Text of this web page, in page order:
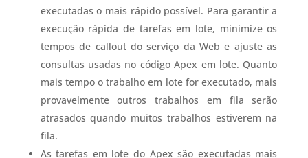
executadas o mais rápido possível. Para garantir a
execução rápida de tarefas em lote, minimize os
tempos de callout do serviço da Web e ajuste as
consultas usadas no código Apex em lote. Quanto
mais tempo o trabalho em lote for executado, mais
provavelmente outros trabalhos em fila serão
atrasados ​​quando muitos trabalhos estiverem na
fila.
As tarefas em lote do Apex são executadas mais